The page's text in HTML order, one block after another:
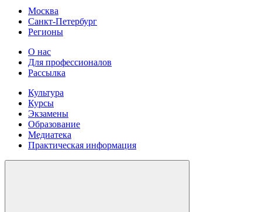
Москва
Санкт-Петербург
Регионы
О нас
Для профессионалов
Рассылка
Культура
Курсы
Экзамены
Образование
Медиатека
Практическая информация